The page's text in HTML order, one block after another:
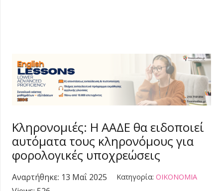
Κληρονομιές: Η ΑΑΔΕ θα ειδοποιεί
αυτόματα τους κληρονόμους για
φορολογικές υποχρεώσεις
Αναρτήθηκε: 13 Μαΐ 2025 Κατηγορία:ΟΙΚΟΝΟΜΙΑ